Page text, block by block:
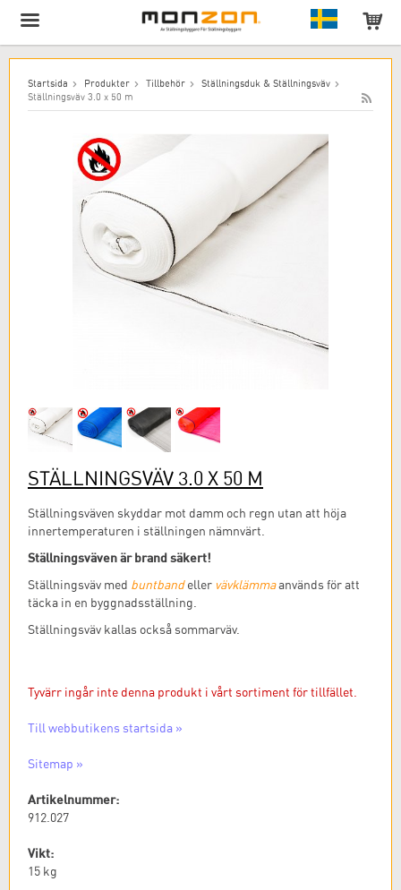
Produkten har lagts till i varukorgen!
Startsida Produkter Tillbehör
Ställningsduk & Ställningsväv
Ställningsväv 3.0 x 50 m
STÄLLNINGSVÄV 3.0 X 50 M
Ställningsväven skyddar mot damm och regn utan att höja
innertemperaturen i ställningen nämnvärt.
Ställningsväven är brand säkert!
Ställningsväv med buntbandeller vävklämmaanvänds för att
täcka in en byggnadsställning.
Ställningsväv kallas också sommarväv.
Tyvärr ingår inte denna produkt i vårt sortiment för tillfället.
Till webbutikens startsida »
Sitemap »
Artikelnummer:
912.027
Vikt:
15 kg